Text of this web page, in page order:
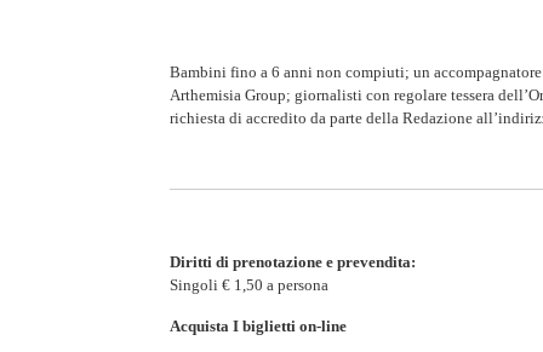
Bambini fino a 6 anni non compiuti; un
Arthemisia Group; giornalisti con regolare tessera
richiesta di accredito da parte della Redazione
Diritti di prenotazione e prevendita:
Singoli € 1,50 a persona
Acquista I biglietti on-line